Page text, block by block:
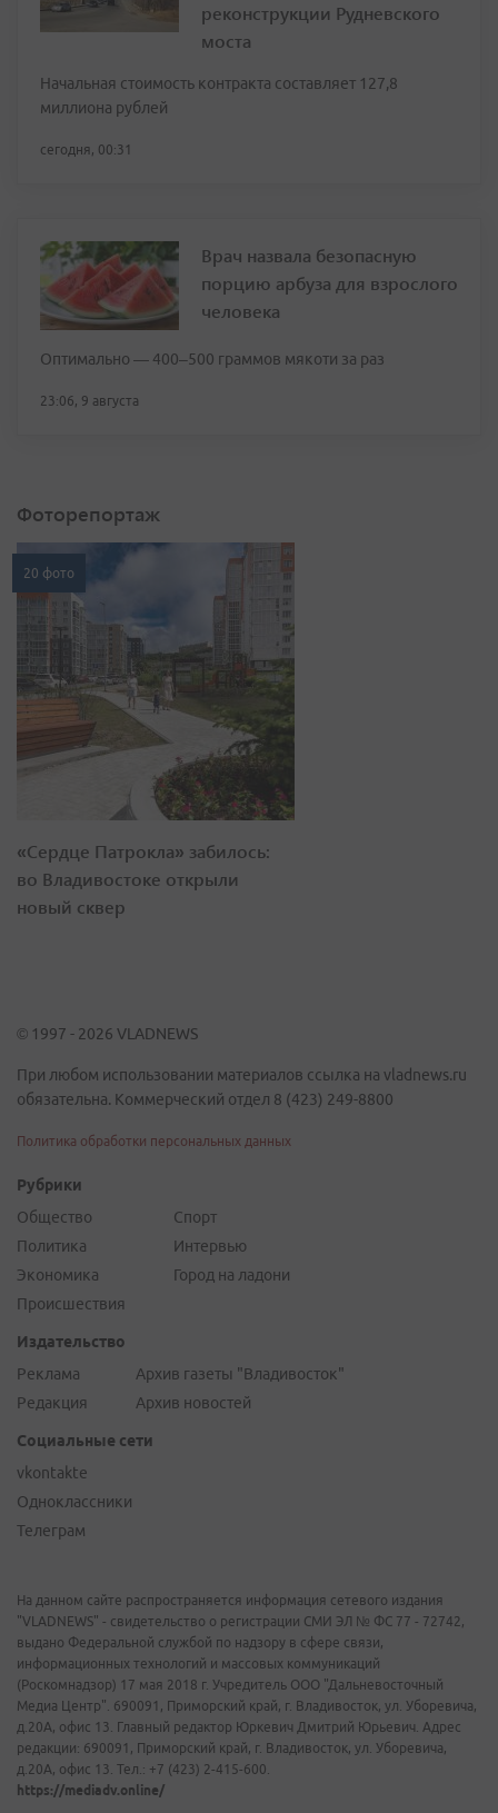
реконструкции Рудневского
моста
Начальная стоимость контракта составляет 127,8
миллиона рублей
сегодня, 00:31
Врач назвала безопасную
порцию арбуза для взрослого
человека
Оптимально — 400–500 граммов мякоти за раз
23:06, 9 августа
Фоторепортаж
20 фото
«Сердце Патрокла» забилось:
во Владивостоке открыли
новый сквер
© 1997 - 2026 VLADNEWS
При любом использовании материалов ссылка на vladnews.ru
обязательна. Коммерческий отдел 8 (423) 249-8800
Политика обработки персональных данных
Рубрики
Общество
Политика
Экономика
Происшествия
Спорт
Интервью
Город на ладони
Издательство
Реклама
Редакция
Архив газеты "Владивосток"
Архив новостей
Социальные сети
vkontakte
Одноклассники
Телеграм
На данном сайте распространяется информация сетевого издания
"VLADNEWS" - свидетельство о регистрации СМИ ЭЛ № ФС 77 - 72742,
выдано Федеральной службой по надзору в сфере связи,
информационных технологий и массовых коммуникаций
(Роскомнадзор) 17 мая 2018 г. Учредитель ООО "Дальневосточный
Медиа Центр". 690091, Приморский край, г. Владивосток, ул. Уборевича,
д.20А, офис 13. Главный редактор Юркевич Дмитрий Юрьевич. Адрес
редакции: 690091, Приморский край, г. Владивосток, ул. Уборевича,
д.20А, офис 13. Тел.: +7 (423) 2-415-600.
https://mediadv.online/